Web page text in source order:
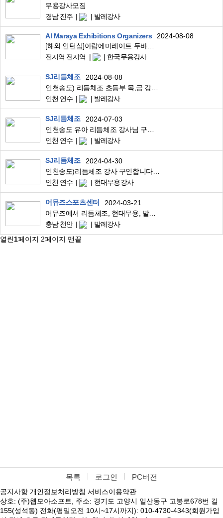
무용강사모짐
경남 진주
발레강사
Al Maraya Exhibitions Organizers
2024-08-08
[해외 인턴십]아랍에미레이트 두바이 글로벌 빌리지 한국관 공연팀 모집 (페스티벌-7개월)
전지역 전지역
한국무용강사
SJ리듬체조
2024-08-08
인천 연수
발레강사
SJ리듬체조
2024-07-03
인천 연수
발레강사
SJ리듬체조
2024-04-30
인천송도)리듬체조 강사 구인합니다. 무용 발레 유아체육
인천 연수
현대무용강사
어뮤즈스포츠센터
2024-03-21
어뮤즈에서 리듬체조, 현대무용, 발레 강사 채용합니다
충남 천안
발레강사
열린1페이지 2페이지 맨끝
목록 로그인 PC버전
공지사항 개인정보처리방침 서비스이용약관
상호: (주)웹모아소프트, 주소: 경기도 고양시 일산동구 고봉로678번 길
155(성석동) 전화(평일오전 10시~17시까지): 010-4730-4343(회원가입